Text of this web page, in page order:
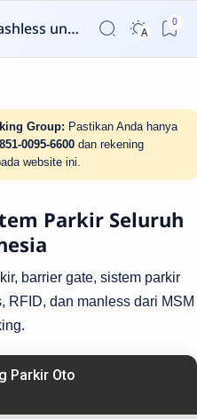
Palang Parkir Bandung- Cashless untuk Perumahan & Gedung | MSM Parking
Group: Pastikan Anda hanya
0095-6600 dan rekening
website ini.
Parkir Seluruh
barrier gate, sistem parkir
RFID, dan manless dari MSM